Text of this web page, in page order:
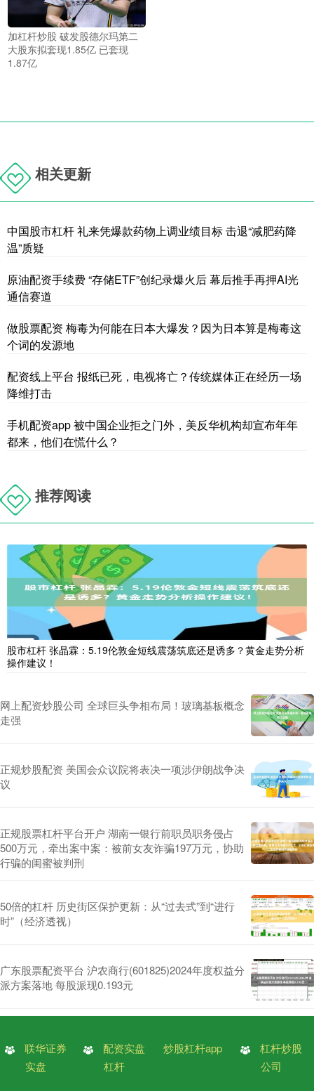
加杠杆炒股 破发股德尔玛第二
大股东拟套现1.85亿 已套现
1.87亿
相关更新
中国股市杠杆 礼来凭爆款药物上调业绩目标 击退“减肥药降
温”质疑
原油配资手续费 “存储ETF”创纪录爆火后 幕后推手再押AI光
通信赛道
做股票配资 梅毒为何能在日本大爆发？因为日本算是梅毒这
个词的发源地
配资线上平台 报纸已死，电视将亡？传统媒体正在经历一场
降维打击
手机配资app 被中国企业拒之门外，美反华机构却宣布年年
都来，他们在慌什么？
推荐阅读
股市杠杆 张晶霖：5.19伦敦金短线震荡筑底还是诱多？黄金走势分析
操作建议！
网上配资炒股公司 全球巨头争相布局！玻璃基板概念
走强
正规炒股配资 美国会众议院将表决一项涉伊朗战争决
议
正规股票杠杆平台开户 湖南一银行前职员职务侵占
500万元，牵出案中案：被前女友诈骗197万元，协助
行骗的闺蜜被判刑
50倍的杠杆 历史街区保护更新：从“过去式”到“进行
时”（经济透视）
广东股票配资平台 沪农商行(601825)2024年度权益分
派方案落地 每股派现0.193元
联华证券
实盘
配资实盘
杠杆
炒股杠杆app
杠杆炒股
公司